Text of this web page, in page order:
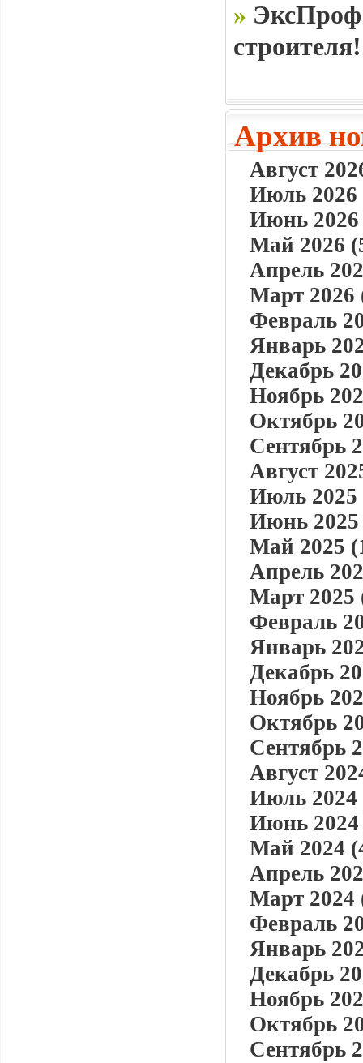
» ЭксПроф
строителя!
Архив
Август
Июль 2026
Июнь 2026
Май 2026
Апрель
Март 2026
Февраль
Январь
Декабрь
Ноябрь
Октябрь
Сентябрь
Август
Июль 2025
Июнь 2025
Май 2025
Апрель
Март 2025
Февраль
Январь
Декабрь
Ноябрь
Октябрь
Сентябрь
Август
Июль 2024
Июнь 2024
Май 2024
Апрель
Март 2024
Февраль
Январь
Декабрь
Ноябрь
Октябрь
Сентябрь